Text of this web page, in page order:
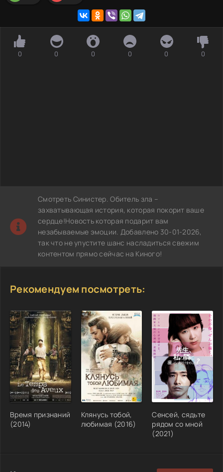
0 0 0 0 0 0
Смотреть Синистер. Обитель зла –
захватывающая история, которая покорит ваше
сердце!Новость которая подарит вам
незабываемые эмоции. Добавлено 30-01-2026,
так что не упустите шанс насладиться свежим
контентом прямо сейчас на Киного!
Рекомендуем посмотреть:
Время признаний
(2014)
Клянусь тобой,
любимая (2016)
Сенсей, сядьте
рядом со мной
(2021)